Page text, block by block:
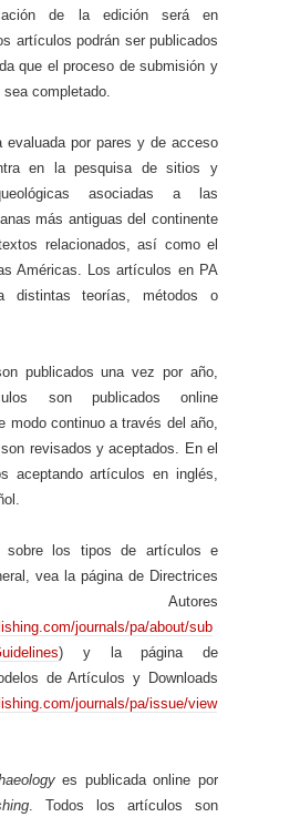
de la edición será en
artículos podrán ser publicados
que el proceso de submisión y
completado.
evaluada por pares y de acceso
en la pesquisa de sitios y
asociadas a las
más antiguas del continente
relacionados, así como el
Américas. Los artículos en PA
distintas teorías, métodos o
publicados una vez por año,
son publicados online
modo continuo a través del año,
revisados y aceptados. En el
aceptando artículos en inglés,
sobre los tipos de artículos e
vea la página de Directrices
Autores
journals/pa/about/sub
) y la página de
de Artículos y Downloads
journals/pa/issue/view
es publicada online por
. Todos los artículos son